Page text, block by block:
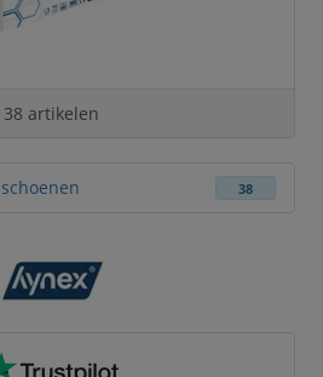
38 artikelen
38